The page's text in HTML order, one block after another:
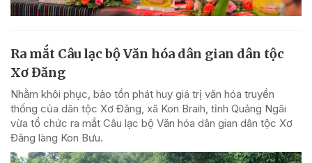
Ra mắt Câu lạc bộ Văn hóa dân gian dân tộc
Xơ Đăng
Nhằm khôi phục, bảo tồn phát huy giá trị văn hóa truyền
thống của dân tộc Xơ Đăng, xã Kon Braih, tỉnh Quảng Ngãi
vừa tổ chức ra mắt Câu lạc bộ Văn hóa dân gian dân tộc Xơ
Đăng làng Kon Bưu.